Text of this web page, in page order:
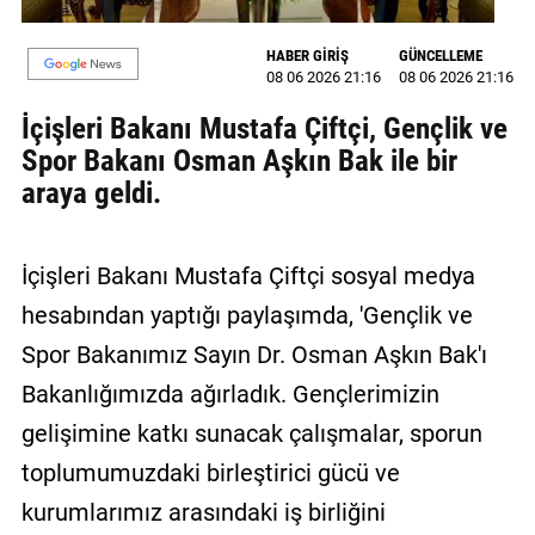
VİDEO
YAZARLAR
BİZE
ULAŞIN
Künye
Gizlilik
Politikası
HABER GİRİŞ
08 06 2026 21:16
GÜNCELLEME
08 06 2026 21:16
İçişleri Bakanı Mustafa Çiftçi, Gençlik ve
Spor Bakanı Osman Aşkın Bak ile bir
araya geldi.
İçişleri Bakanı Mustafa Çiftçi sosyal medya
hesabından yaptığı paylaşımda, 'Gençlik ve
Spor Bakanımız Sayın Dr. Osman Aşkın Bak'ı
Bakanlığımızda ağırladık. Gençlerimizin
gelişimine katkı sunacak çalışmalar, sporun
toplumumuzdaki birleştirici gücü ve
kurumlarımız arasındaki iş birliğini